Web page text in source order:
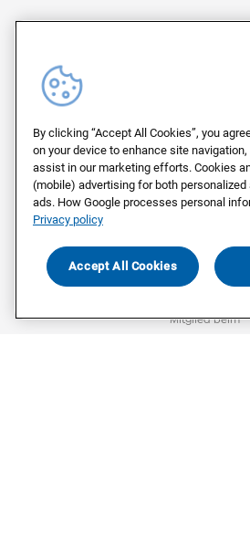
Impressum
Datenschutz
© 2026 Civey
Mitglied beim
By clicking “Accept All Cookies”, you
on your device to enhance site
assist in our marketing efforts. Cookies
(mobile) advertising for both personalized
ads. How Google processes personal
Privacy policy
Accept All Cookies